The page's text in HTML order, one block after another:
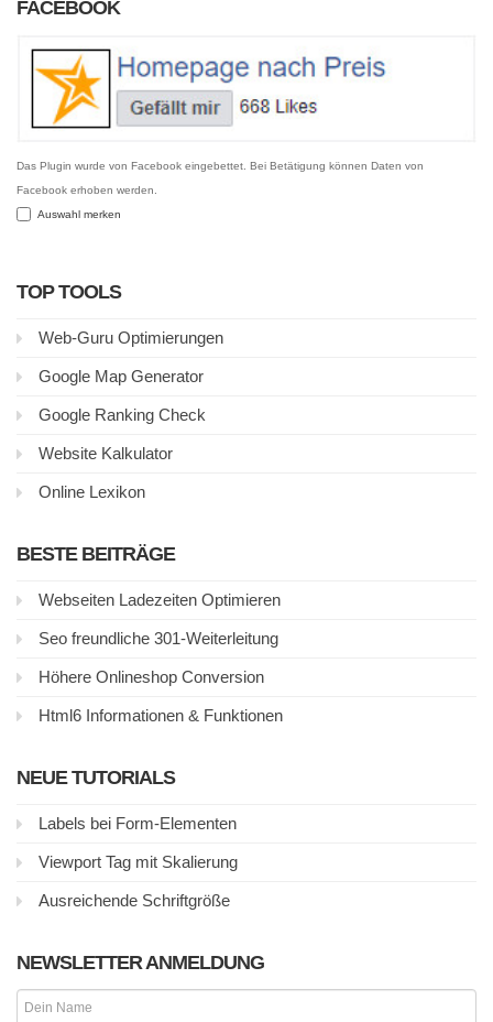
FACEBOOK
Das Plugin wurde von Facebook eingebettet. Bei Betätigung können Daten von
Facebook erhoben werden.
Auswahl merken
TOP TOOLS
Web-Guru Optimierungen
Google Map Generator
Google Ranking Check
Website Kalkulator
Online Lexikon
BESTE BEITRÄGE
Webseiten Ladezeiten Optimieren
Seo freundliche 301-Weiterleitung
Höhere Onlineshop Conversion
Html6 Informationen & Funktionen
NEUE TUTORIALS
Labels bei Form-Elementen
Viewport Tag mit Skalierung
Ausreichende Schriftgröße
NEWSLETTER ANMELDUNG